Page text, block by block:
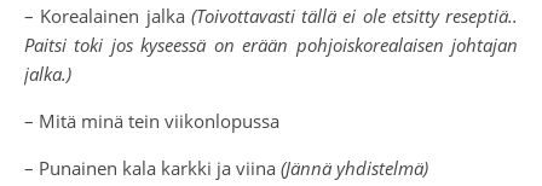
– Korealainen jalka (Toivottavasti tällä ei ole etsitty reseptiä..
Paitsi toki jos kyseessä on erään pohjoiskorealaisen johtajan
jalka.)
– Mitä minä tein viikonlopussa
– Punainen kala karkki ja viina (Jännä yhdistelmä)